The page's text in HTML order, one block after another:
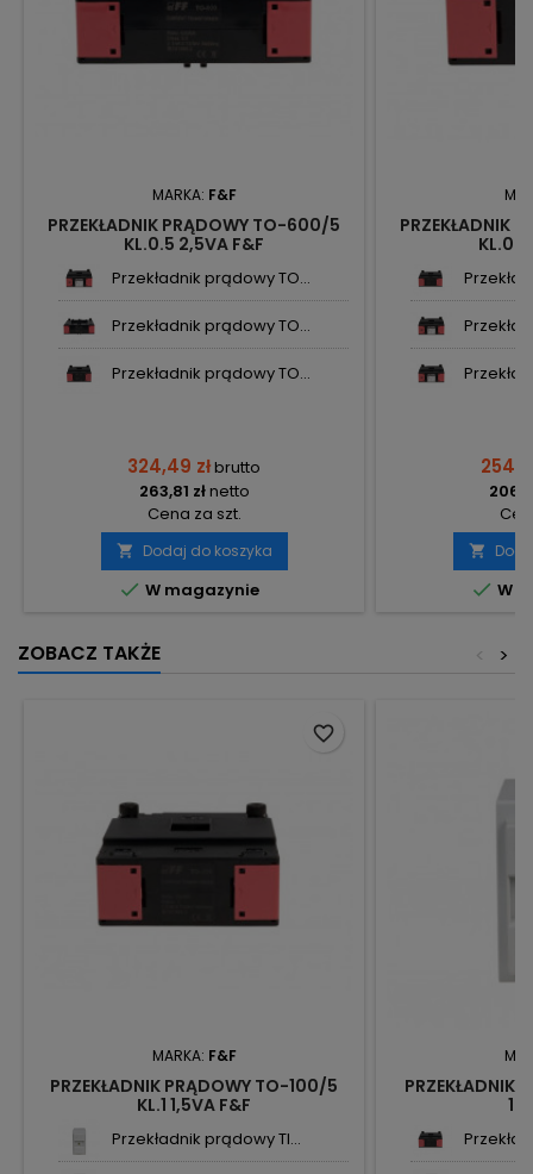
MARKA: F&F
PRZEKŁADNIK PRĄDOWY TO-600/5
KL.0.5 2,5VA F&F
Przekładnik prądowy TO...
Przekładnik prądowy TO...
Przekładnik prądowy TO...
324,49 złbrutto
263,81 złnetto
Cena za szt.
 Dodaj do koszyka
 W magazynie
PRZEKŁADNIK
KL.0.5

 W
ZOBACZ TAKŻE >
<
MARKA: F&F
PRZEKŁADNIK PRĄDOWY TO-100/5
KL.1 1,5VA F&F
Przekładnik prądowy TI...
favorite_border
PRZEKŁADNIK